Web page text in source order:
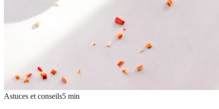
Astuces et conseils5 min